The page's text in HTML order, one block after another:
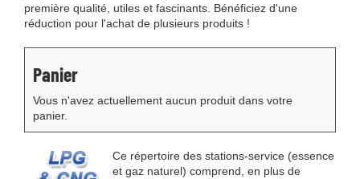
première qualité, utiles et fascinants. Bénéficiez d'une
réduction pour l'achat de plusieurs produits !
Panier
Vous n'avez actuellement aucun produit dans votre
panier.
Ce répertoire des stations-service (essence
et gaz naturel) comprend, en plus de